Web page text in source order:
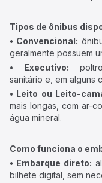
Tipos de ônibus
• Convencional:
geralmente possuem
• Executivo:
sanitário e, em alguns
• Leito ou Leito-
mais longas, com ar-
água mineral.
Como funciona o
• Embarque direto:
bilhete digital, sem